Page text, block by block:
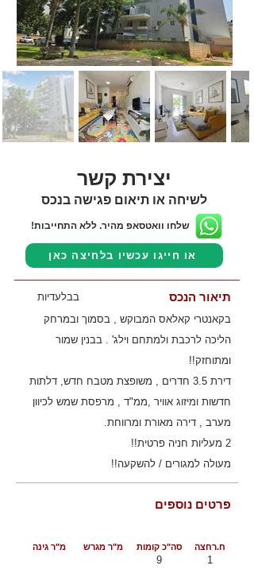
יצירת קשר
לשיחה או תיאום פגישה בנכס
שלחו וואטסאפ מהיר. ללא התחייבות!
או חייגו עכשיו בלחיצה כאן
בבלעדיות תיאור הנכס
בקאנטרי קאלאס המבוקש , בסמוך ובמרחק
הליכה לרכבת ולמתחם וילג' . בבנין שמור
ומתוחזק!!
דירת 3.5 חדרים , משופצת מטבח חדש, דלתות
חדשות ומיזוג אוויר ,ממ"ד , מרפסת שמש לכיוון
מערב , דירה מאורת ומרווחת.
2 מעליות חניה פרטית!!
מעולה למגורים / להשקעה!!
פרטים נוספים
סה"כ קומות מ"ר גינה מ"ר מגרש ח.רחצה
9 1